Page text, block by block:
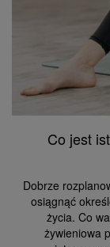
Co jest
Dobrze
osiągnąć
życia. Co
żywieniowa